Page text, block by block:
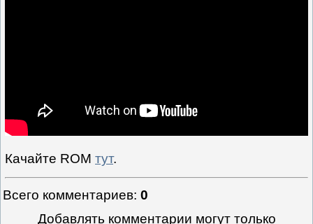
Качайте ROM тут.
Всего комментариев: 0
Добавлять комментарии могут только